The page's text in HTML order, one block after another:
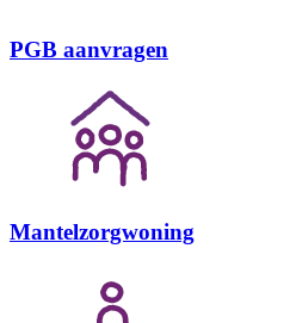
PGB aanvragen
Mantelzorgwoning